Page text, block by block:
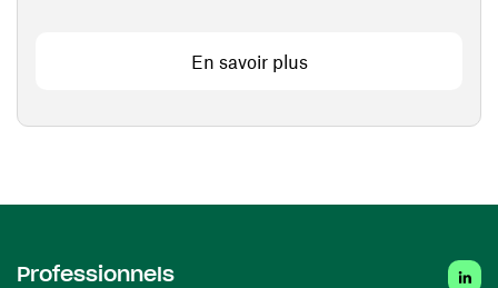
En savoir plus
Professionnels